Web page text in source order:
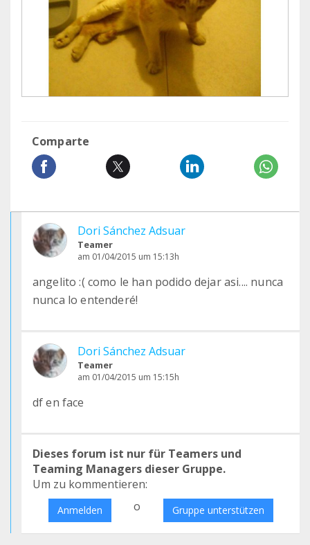
Comparte
Dori Sánchez Adsuar
Teamer
am 01/04/2015 um 15:13h
angelito :( como le han podido dejar asi.... nunca
nunca lo entenderé!
Dori Sánchez Adsuar
Teamer
am 01/04/2015 um 15:15h
df en face
Dieses forum ist nur für Teamers und
Teaming Managers dieser Gruppe.
Um zu kommentieren:
Anmelden o Gruppe unterstützen